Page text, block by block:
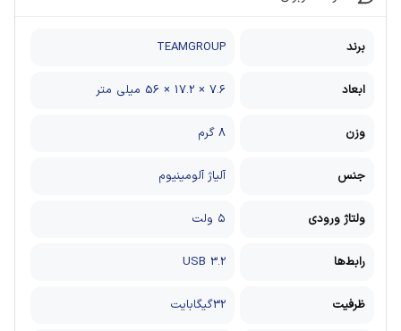
برند TEAMGROUP
ابعاد 7.6 × 17.2 × 56 میلی متر
وزن 8 گرم
جنس آلیاژ آلومینیوم
ولتاژ ورودی ۵ ولت
رابط‌ها USB 3.2
ظرفیت 32گیگابایت